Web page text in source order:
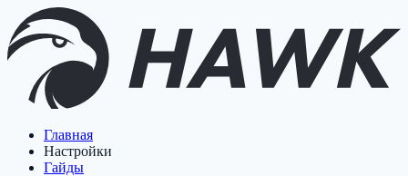
Главная
Настройки
Гайды